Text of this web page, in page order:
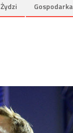
Żydzi Gospodarka